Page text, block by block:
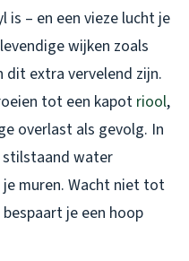
– en een vieze lucht je
wijken zoals
dit extra vervelend zijn.
tot een kapotriool,
overlast als gevolg. In
water
muren. Wacht niet tot
je een hoop